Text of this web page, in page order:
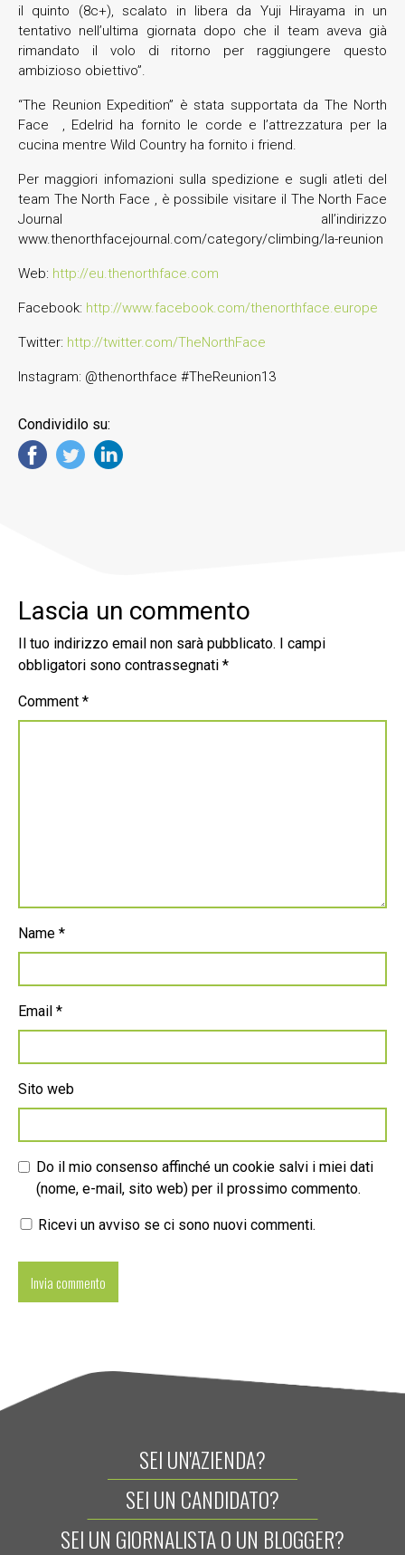
il quinto (8c+), scalato in libera da Yuji Hirayama in un
tentativo nell’ultima giornata dopo che il team aveva già
rimandato il volo di ritorno per raggiungere questo
ambizioso obiettivo”.
“The Reunion Expedition” è stata supportata da The North
Face , Edelrid ha fornito le corde e l’attrezzatura per la
cucina mentre Wild Country ha fornito i friend.
Per maggiori infomazioni sulla spedizione e sugli atleti del
team The North Face , è possibile visitare il The North Face
Journal all’indirizzo
www.thenorthfacejournal.com/category/climbing/la-reunion
Web: http://eu.thenorthface.com
Facebook: http://www.facebook.com/thenorthface.europe
Twitter: http://twitter.com/TheNorthFace
Instagram: @thenorthface #TheReunion13
Condividilo su:
Lascia un commento
Il tuo indirizzo email non sarà pubblicato.
I campi
obbligatori sono contrassegnati *
Comment *
Name *
Email *
Sito web
Do il mio consenso affinché un cookie salvi i miei dati
(nome, e-mail, sito web) per il prossimo commento.
Ricevi un avviso se ci sono nuovi commenti.
SEI UN'AZIENDA?
SEI UN CANDIDATO?
SEI UN GIORNALISTA O UN BLOGGER?